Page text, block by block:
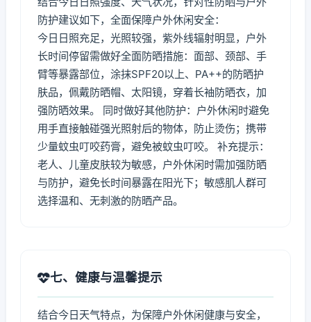
防护建议如下，全面保障户外休闲安全：
今日日照充足，光照较强，紫外线辐射明显，户外
长时间停留需做好全面防晒措施：面部、颈部、手
臂等暴露部位，涂抹SPF20以上、PA++的防晒护
肤品，佩戴防晒帽、太阳镜，穿着长袖防晒衣，加
强防晒效果。 同时做好其他防护：户外休闲时避免
用手直接触碰强光照射后的物体，防止烫伤；携带
少量蚊虫叮咬药膏，避免被蚊虫叮咬。 补充提示：
老人、儿童皮肤较为敏感，户外休闲时需加强防晒
与防护，避免长时间暴露在阳光下；敏感肌人群可
选择温和、无刺激的防晒产品。
七、健康与温馨提示
结合今日天气特点，为保障户外休闲健康与安全，